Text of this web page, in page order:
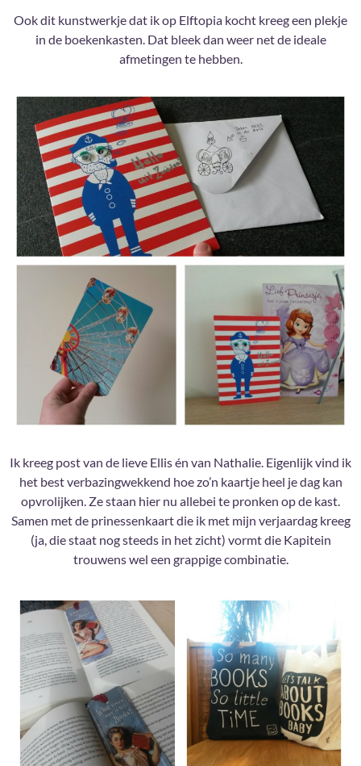
Ook dit kunstwerkje dat ik op Elftopia kocht kreeg een plekje
in de boekenkasten. Dat bleek dan weer net de ideale
afmetingen te hebben.
Ik kreeg post van de lieve Ellis én van Nathalie. Eigenlijk vind ik
het best verbazingwekkend hoe zo’n kaartje heel je dag kan
opvrolijken. Ze staan hier nu allebei te pronken op de kast.
Samen met de prinessenkaart die ik met mijn verjaardag kreeg
(ja, die staat nog steeds in het zicht) vormt die Kapitein
trouwens wel een grappige combinatie.